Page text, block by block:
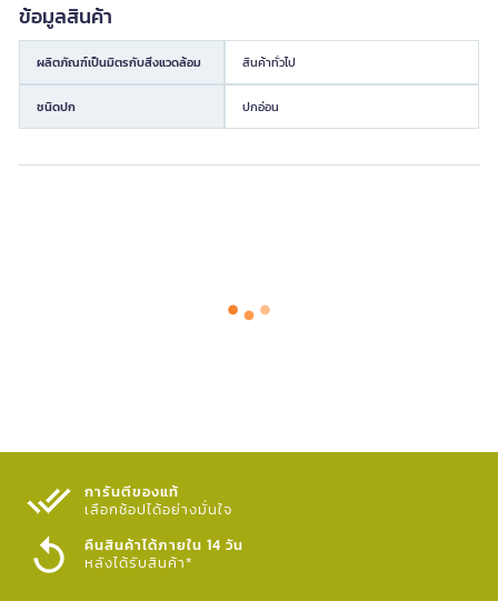
ข้อมูลสินค้า
ผลิตภัณฑ์เป็นมิตรกับสิ่งแวดล้อม สินค้าทั่วไป
ชนิดปก ปกอ่อน
การันตีของแท้
เลือกช้อปได้อย่างมั่นใจ​
คืนสินค้าได้ภายใน 14 วัน
หลังได้รับสินค้า*